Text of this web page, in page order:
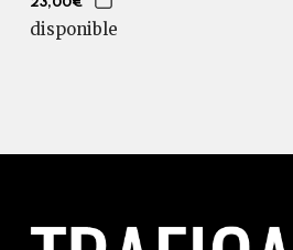
23,00€
disponible